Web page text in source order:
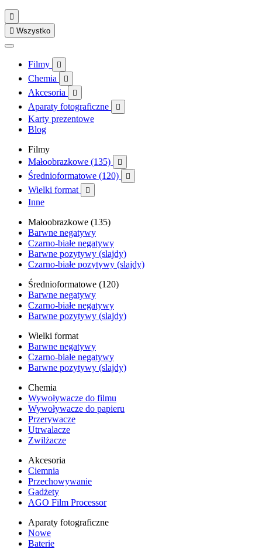

 Wszystko
Filmy 
Chemia 
Akcesoria 
Aparaty fotograficzne 
Karty prezentowe
Blog
Filmy
Małoobrazkowe (135)

Średnioformatowe (120) 
Wielki format 
Inne
Małoobrazkowe (135)
Barwne negatywy
Czarno-białe negatywy
Barwne pozytywy (slajdy)
Czarno-białe pozytywy (slajdy)
Średnioformatowe (120)
Barwne negatywy
Czarno-białe negatywy
Barwne pozytywy (slajdy)
Wielki format
Barwne negatywy
Czarno-białe negatywy
Barwne pozytywy (slajdy)
Chemia
Wywoływacze do filmu
Wywoływacze do papieru
Przerywacze
Utrwalacze
Zwilżacze
Akcesoria
Ciemnia
Przechowywanie
Gadżety
AGO Film Processor
Aparaty fotograficzne
Nowe
Baterie